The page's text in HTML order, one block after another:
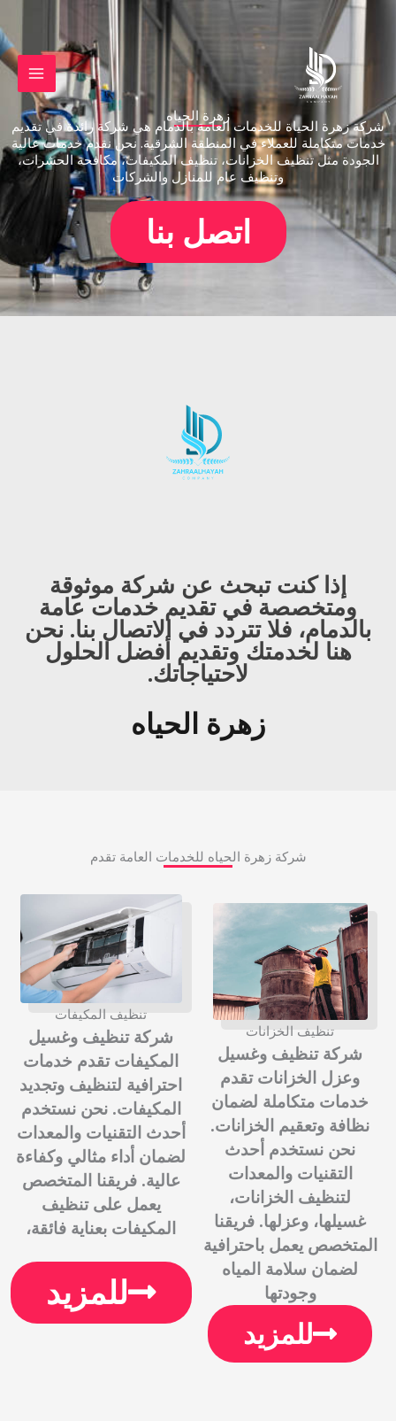
تخطي
زهرة الحياه
شركة زهرة الحياة للخدمات العامة بالدمام هي شركة رائدة في تقديم
خدمات متكاملة للعملاء في المنطقة الشرقية. نحن نقدم خدمات عالية
الجودة مثل تنظيف الخزانات، تنظيف المكيفات، مكافحة الحشرات،
وتنظيف عام للمنازل والشركات
اتصل بنا
إذا كنت تبحث عن شركة موثوقة
ومتخصصة في تقديم خدمات عامة
بالدمام، فلا تتردد في الاتصال بنا. نحن
هنا لخدمتك وتقديم أفضل الحلول
لاحتياجاتك.
زهرة الحياه
شركة زهرة الحياه للخدمات العامة تقدم
تنظيف الخزانات
شركة تنظيف وغسيل
وعزل الخزانات تقدم
خدمات متكاملة لضمان
نظافة وتعقيم الخزانات.
نحن نستخدم أحدث
التقنيات والمعدات
لتنظيف الخزانات،
غسيلها، وعزلها. فريقنا
المتخصص يعمل باحترافية
لضمان سلامة المياه
وجودتها
للمزيد
تنظيف المكيفات
شركة تنظيف وغسيل
المكيفات تقدم خدمات
احترافية لتنظيف وتجديد
المكيفات. نحن نستخدم
أحدث التقنيات والمعدات
لضمان أداء مثالي وكفاءة
عالية. فريقنا المتخصص
يعمل على تنظيف
المكيفات بعناية فائقة،
للمزيد